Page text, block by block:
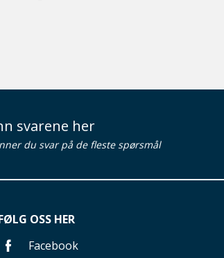
svarene her
du svar på de fleste spørsmål
OSS HER
Facebook